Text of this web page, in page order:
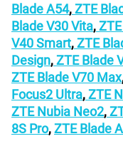
Blade A54,ZTE
Blade V30 Vita,
V40 Smart,ZTE
Design,ZTE Blade
ZTE Blade V70 Max
Focus2 Ultra,ZTE
ZTE Nubia Neo2,
8S Pro,ZTE Blade